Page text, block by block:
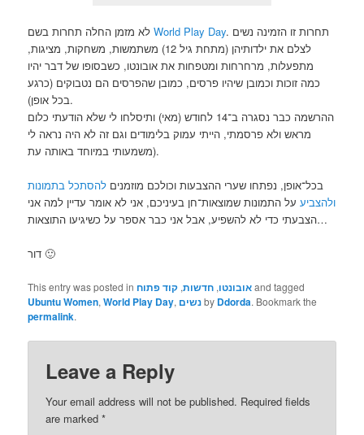
לא מזמן החלה תחרות בשםWorld Play Day. תחרות זו הזמינה נשים
לצלם את ילדותיהן (מתחת גיל 12) משתמשות, משחקות, מציגות,
מתפעלות, מרחרחות ומטפחות את אובונטו, כשבסופו של דבר יהיו
כמה זוכות וכמובן שיהיו פרסים, כמובן שהפרסים הם נטבוקים (כרגע
בכל אופן).
ההרשמה כבר נסגרה ב־14 לחודש (מאי) ותיסלחו לי שלא הודעתי כלום
מראש ולא פרסמתי, הייתי עמוק בלימודים וגם זה לא היה נראה לי
משמעותי במיוחד באותה עת).
בכל־אופן, נפתחו שערי ההצבעות וכולכם מוזמנים להסתכל בתמונות
ולהצביעעל התמונות שמוצאות־חן בעיניכם, אני לא אומר עדיין למה אני
הצבעתי כדי לא להשפיע, אבל אני כבר אספר על כשיגיעו התוצאות…
דור 🙂
This entry was posted in אובונטו, חדשות, קוד פתוח and tagged
Ubuntu Women,World Play Day, נשיםby Ddorda. Bookmark the
permalink.
Leave a Reply
Your email address will not be published. Required fields
are marked*